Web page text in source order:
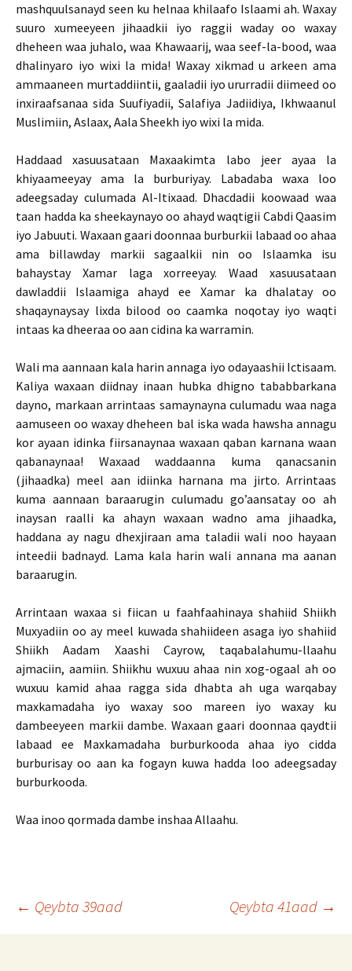
mashquulsanayd seen ku helnaa khilaafo Islaami ah. Waxay
suuro xumeeyeen jihaadkii iyo raggii waday oo waxay
dheheen waa juhalo, waa Khawaarij, waa seef-la-bood, waa
dhalinyaro iyo wixi la mida! Waxay xikmad u arkeen ama
ammaaneen murtaddiintii, gaaladii iyo ururradii diimeed oo
inxiraafsanaa sida Suufiyadii, Salafiya Jadiidiya, Ikhwaanul
Muslimiin, Aslaax, Aala Sheekh iyo wixi la mida.
Haddaad xasuusataan Maxaakimta labo jeer ayaa la
khiyaameeyay ama la burburiyay. Labadaba waxa loo
adeegsaday culumada Al-Itixaad. Dhacdadii koowaad waa
taan hadda ka sheekaynayo oo ahayd waqtigii Cabdi Qaasim
iyo Jabuuti. Waxaan gaari doonnaa burburkii labaad oo ahaa
ama billawday markii sagaalkii nin oo Islaamka isu
bahaystay Xamar laga xorreeyay. Waad xasuusataan
dawladdii Islaamiga ahayd ee Xamar ka dhalatay oo
shaqaynaysay lixda bilood oo caamka noqotay iyo waqti
intaas ka dheeraa oo aan cidina ka warramin.
Wali ma aannaan kala harin annaga iyo odayaashii Ictisaam.
Kaliya waxaan diidnay inaan hubka dhigno tababbarkana
dayno, markaan arrintaas samaynayna culumadu waa naga
aamuseen oo waxay dheheen bal iska wada hawsha annagu
kor ayaan idinka fiirsanaynaa waxaan qaban karnana waan
qabanaynaa! Waxaad waddaanna kuma qanacsanin
(jihaadka) meel aan idiinka harnana ma jirto. Arrintaas
kuma aannaan baraarugin culumadu go’aansatay oo ah
inaysan raalli ka ahayn waxaan wadno ama jihaadka,
haddana ay nagu dhexjiraan ama taladii wali noo hayaan
inteedii badnayd. Lama kala harin wali annana ma aanan
baraarugin.
Arrintaan waxaa si fiican u faahfaahinaya shahiid Shiikh
Muxyadiin oo ay meel kuwada shahiideen asaga iyo shahiid
Shiikh Aadam Xaashi Cayrow, taqabalahumu-llaahu
ajmaciin, aamiin. Shiikhu wuxuu ahaa nin xog-ogaal ah oo
wuxuu kamid ahaa ragga sida dhabta ah uga warqabay
maxkamadaha iyo waxay soo mareen iyo waxay ku
dambeeyeen markii dambe. Waxaan gaari doonnaa qaydtii
labaad ee Maxkamadaha burburkooda ahaa iyo cidda
burburisay oo aan ka fogayn kuwa hadda loo adeegsaday
burburkooda.
Waa inoo qormada dambe inshaa Allaahu.
Post
← Qeybta 39aad Qeybta 41aad →